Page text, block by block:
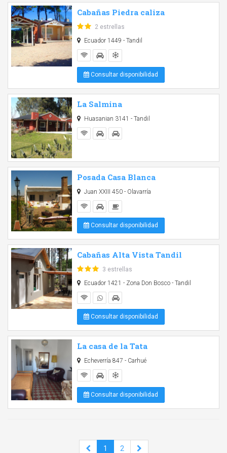
Cabañas Piedra caliza
2 estrellas
Ecuador 1449 - Tandil
Consultar disponibilidad
La Salmina
Huasanian 3141 - Tandil
Posada Casa Blanca
Juan XXIII 450 - Olavarría
Consultar disponibilidad
Cabañas Alta Vista Tandil
3 estrellas
Ecuador 1421 - Zona Don Bosco - Tandil
Consultar disponibilidad
La casa de la Tata
Echeverría 847 - Carhué
Consultar disponibilidad
1 2